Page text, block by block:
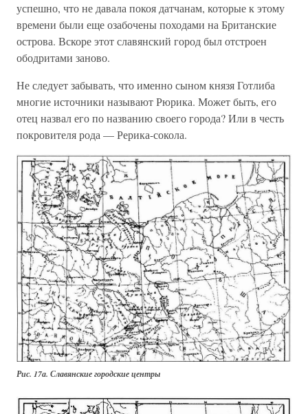
успешно, что не давала покоя датчанам, которые к этому
времени были еще озабочены походами на Британские
острова. Вскоре этот славянский город был отстроен
ободритами заново.
Не следует забывать, что именно сыном князя Готлиба
многие источники называют Рюрика. Может быть, его
отец назвал его по названию своего города? Или в честь
покровителя рода — Рерика-сокола.
Рис. 17а. Славянские городские центры